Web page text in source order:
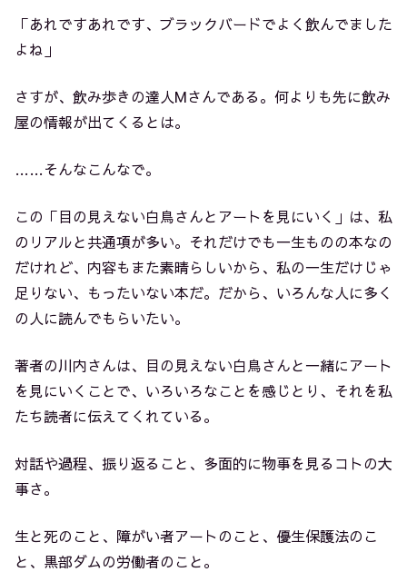
「あれですあれです、ブラックバードでよく飲んでました
よね」
さすが、飲み歩きの達人Mさんである。何よりも先に飲み
屋の情報が出てくるとは。
……そんなこんなで。
この「目の見えない白鳥さんとアートを見にいく」は、私
のリアルと共通項が多い。それだけでも一生ものの本なの
だけれど、内容もまた素晴らしいから、私の一生だけじゃ
足りない、もったいない本だ。だから、いろんな人に多く
の人に読んでもらいたい。
著者の川内さんは、目の見えない白鳥さんと一緒にアート
を見にいくことで、いろいろなことを感じとり、それを私
たち読者に伝えてくれている。
対話や過程、振り返ること、多面的に物事を見るコトの大
事さ。
生と死のこと、障がい者アートのこと、優生保護法のこ
と、黒部ダムの労働者のこと。